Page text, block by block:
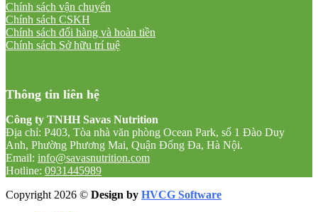
Chính sách vận chuyển
Chính sách CSKH
Chính sách đổi hàng và hoàn tiền
Chính sách Sở hữu trí tuệ
Thông tin liên hệ
Công ty TNHH Savas Nutrition
Địa chỉ: P403, Tòa nhà văn phòng Ocean Park, số 1 Đào Duy
Anh, Phường Phương Mai, Quận Đống Đa, Hà Nội.
Email: info@savasnutrition.com
Hotline: 0931445989
Copyright 2026 © Design by HVCG Software